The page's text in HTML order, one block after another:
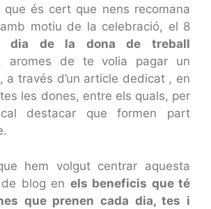
que és cert que nens recomana
motiu de la celebració, el 8
dia de la dona de treball
aromes de te volia pagar un
a través d’un article dedicat , en
les dones, entre els quals, per
cal destacar que formen part
hem volgut centrar aquesta
blog en els beneficis que té
que prenen cada dia, tes i